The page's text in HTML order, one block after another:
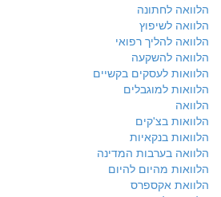
הלוואה לחתונה
הלוואה לשיפוץ
הלוואה להליך רפואי
הלוואה להשקעה
הלוואות לעסקים בקשיים
הלוואות למוגבלים
הלוואה
הלוואות בצ'קים
הלוואות בנקאיות
הלוואה בערבות המדינה
הלוואות מהיום להיום
הלוואת אקספרס